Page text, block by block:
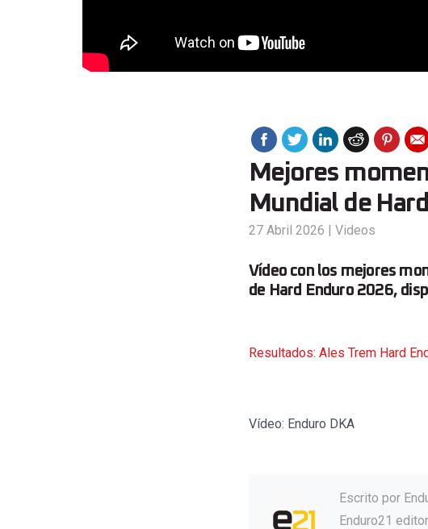
Mejores
Mundial de
27 Abril 2026 | Videos
Vídeo con los mejores
de Hard Enduro 2026,
Resultados: Ales Trem Hard
Vídeo: Enduro DKA
Escrito por
Enduro21